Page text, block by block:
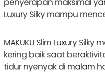
Luxury Silky mampu
MAKUKU Slim Luxury
kering baik saat
tidur nyenyak di malam